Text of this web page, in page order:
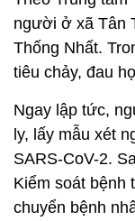
người ở xã Tân
Thống Nhất.
tiêu chảy, đau
Ngay lập tức,
ly, lấy mẫu xét
SARS-CoV-2.
Kiểm soát bệnh
chuyển bệnh